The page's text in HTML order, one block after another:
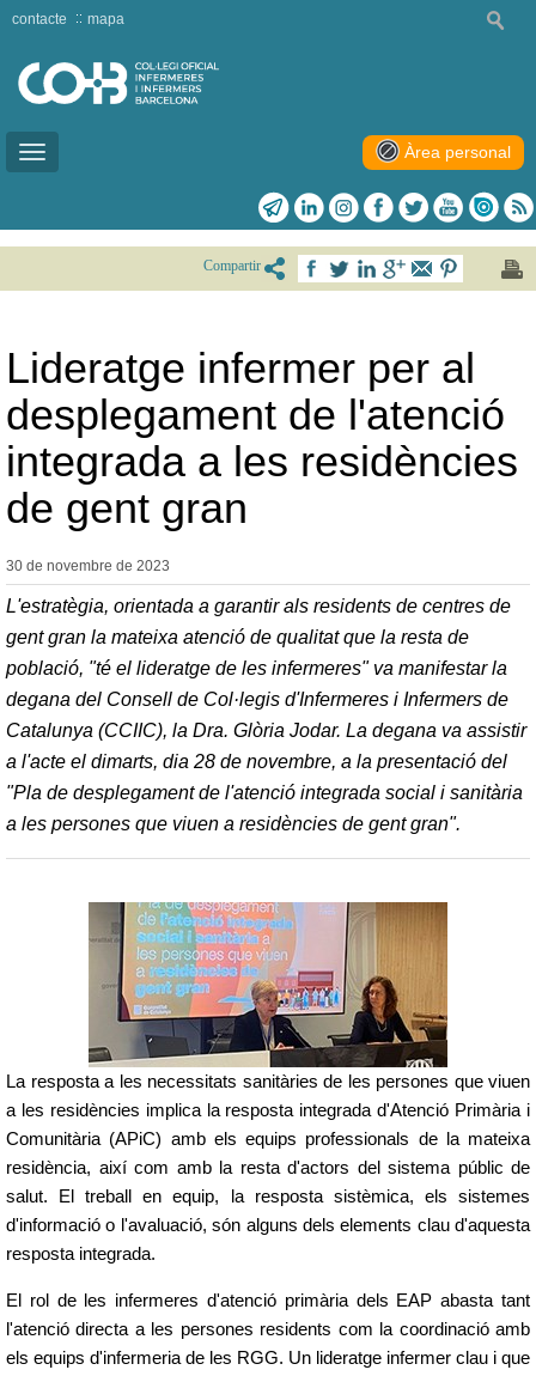
Toggle
contacte mapa
Àrea personal
Compartir
Lideratge infermer per al
desplegament de l'atenció
integrada a les residències
de gent gran
30 de novembre de 2023
L'estratègia, orientada a garantir als residents de centres de
gent gran la mateixa atenció de qualitat que la resta de
població, "té el lideratge de les infermeres" va manifestar la
degana del Consell de Col·legis d'Infermeres i Infermers de
Catalunya (CCIIC), la Dra. Glòria Jodar. La degana va assistir
a l'acte el dimarts, dia 28 de novembre, a la presentació del
"Pla de desplegament de l'atenció integrada social i sanitària
a les persones que viuen a residències de gent gran".
La resposta a les necessitats sanitàries de les persones que viuen
a les residències implica la resposta integrada d'Atenció Primària i
Comunitària (APiC) amb els equips professionals de la mateixa
residència, així com amb la resta d'actors del sistema públic de
salut. El treball en equip, la resposta sistèmica, els sistemes
d'informació o l'avaluació, són alguns dels elements clau d'aquesta
resposta integrada.
El rol de les infermeres d'atenció primària dels EAP abasta tant
l'atenció directa a les persones residents com la coordinació amb
els equips d'infermeria de les RGG. Un lideratge infermer clau i que